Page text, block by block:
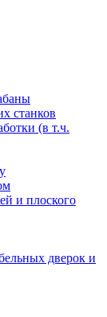
станков
(в т.ч.
и плоского
дверок и